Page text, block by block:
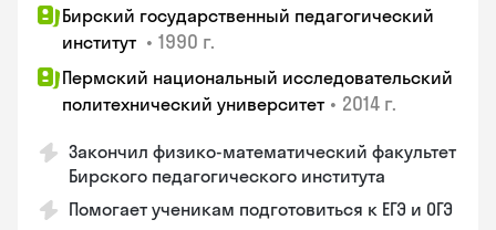
Бирский государственный педагогический
институт • 1990 г.
Пермский национальный исследовательский
политехнический университет • 2014 г.
Закончил физико-математический факультет
Бирского педагогического института
Помогает ученикам подготовиться к ЕГЭ и ОГЭ